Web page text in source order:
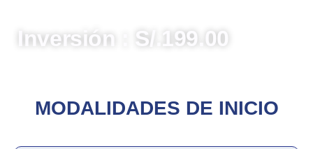
Inversión : S/.199.00
MODALIDADES DE INICIO